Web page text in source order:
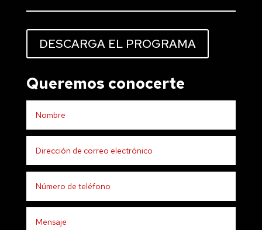
DESCARGA EL PROGRAMA
Queremos conocerte